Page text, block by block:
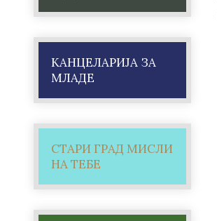
КАНЦЕЛАРИЈА ЗА
МЛАДЕ
СТАРИ ГРАД МИСЛИ
НА ТЕБЕ